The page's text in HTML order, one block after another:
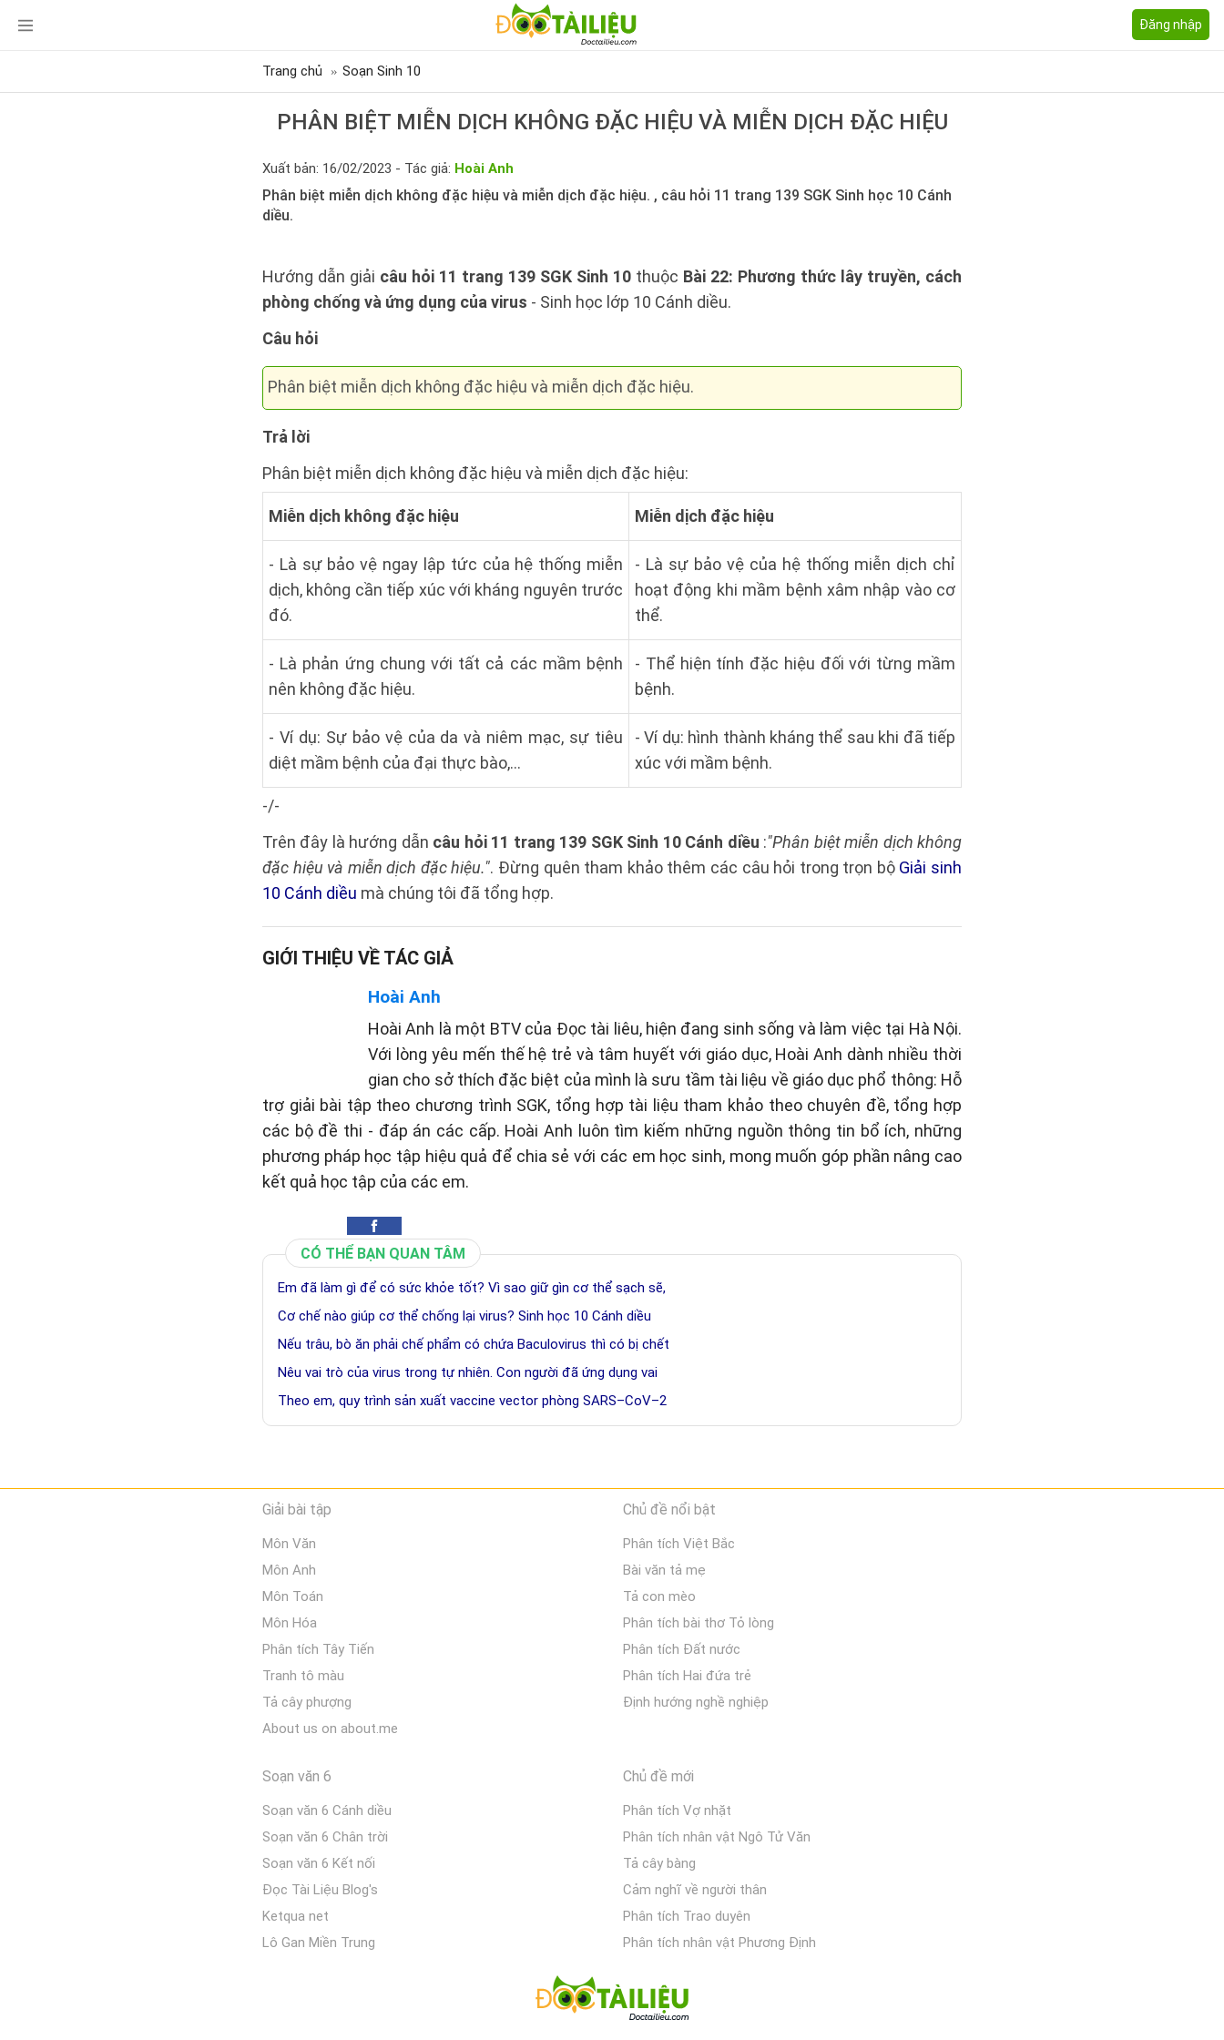
Đăng nhập
Trang chủ Soạn Sinh 10
PHÂN BIỆT MIỄN DỊCH KHÔNG ĐẶC HIỆU VÀ MIỄN DỊCH ĐẶC HIỆU
Xuất bản: 16/02/2023 - Tác giả: Hoài Anh
Phân biệt miễn dịch không đặc hiệu và miễn dịch đặc hiệu. , câu hỏi 11 trang 139 SGK Sinh học 10 Cánh
diều.
Hướng dẫn giải câu hỏi 11 trang 139 SGK Sinh 10 thuộc Bài 22: Phương thức lây truyền, cách
phòng chống và ứng dụng của virus - Sinh học lớp 10 Cánh diều.
Câu hỏi
Phân biệt miễn dịch không đặc hiệu và miễn dịch đặc hiệu.
Trả lời
Phân biệt miễn dịch không đặc hiệu và miễn dịch đặc hiệu:
Miễn dịch không đặc hiệu Miễn dịch đặc hiệu
- Là sự bảo vệ ngay lập tức của hệ thống miễn
dịch, không cần tiếp xúc với kháng nguyên trước
đó.
- Là sự bảo vệ của hệ thống miễn dịch chỉ
hoạt động khi mầm bệnh xâm nhập vào cơ
thể.
- Là phản ứng chung với tất cả các mầm bệnh
nên không đặc hiệu.
- Thể hiện tính đặc hiệu đối với từng mầm
bệnh.
- Ví dụ: Sự bảo vệ của da và niêm mạc, sự tiêu
diệt mầm bệnh của đại thực bào,...
- Ví dụ: hình thành kháng thể sau khi đã tiếp
xúc với mầm bệnh.
-/-
Trên đây là hướng dẫn câu hỏi 11 trang 139 SGK Sinh 10 Cánh diều :"Phân biệt miễn dịch không
đặc hiệu và miễn dịch đặc hiệu.". Đừng quên tham khảo thêm các câu hỏi trong trọn bộ Giải sinh
10 Cánh diều mà chúng tôi đã tổng hợp.
GIỚI THIỆU VỀ TÁC GIẢ
Hoài Anh
Hoài Anh là một BTV của Đọc tài liêu, hiện đang sinh sống và làm việc tại Hà Nội.
Với lòng yêu mến thế hệ trẻ và tâm huyết với giáo dục, Hoài Anh dành nhiều thời
gian cho sở thích đặc biệt của mình là sưu tầm tài liệu về giáo dục phổ thông: Hỗ
trợ giải bài tập theo chương trình SGK, tổng hợp tài liệu tham khảo theo chuyên đề, tổng hợp
các bộ đề thi - đáp án các cấp. Hoài Anh luôn tìm kiếm những nguồn thông tin bổ ích, những
phương pháp học tập hiệu quả để chia sẻ với các em học sinh, mong muốn góp phần nâng cao
kết quả học tập của các em.
CÓ THỂ BẠN QUAN TÂM
Em đã làm gì để có sức khỏe tốt? Vì sao giữ gìn cơ thể sạch sẽ,
Cơ chế nào giúp cơ thể chống lại virus? Sinh học 10 Cánh diều
Nếu trâu, bò ăn phải chế phẩm có chứa Baculovirus thì có bị chết
Nêu vai trò của virus trong tự nhiên. Con người đã ứng dụng vai
Theo em, quy trình sản xuất vaccine vector phòng SARS–CoV–2
Giải bài tập
Môn Văn
Môn Anh
Môn Toán
Môn Hóa
Phân tích Tây Tiến
Tranh tô màu
Tả cây phượng
About us on about.me
Chủ đề nổi bật
Phân tích Việt Bắc
Bài văn tả mẹ
Tả con mèo
Phân tích bài thơ Tỏ lòng
Phân tích Đất nước
Phân tích Hai đứa trẻ
Định hướng nghề nghiệp
Soạn văn 6
Soạn văn 6 Cánh diều
Soạn văn 6 Chân trời
Soạn văn 6 Kết nối
Đọc Tài Liệu Blog's
Ketqua net
Lô Gan Miền Trung
Chủ đề mới
Phân tích Vợ nhặt
Phân tích nhân vật Ngô Tử Văn
Tả cây bàng
Cảm nghĩ về người thân
Phân tích Trao duyên
Phân tích nhân vật Phương Định